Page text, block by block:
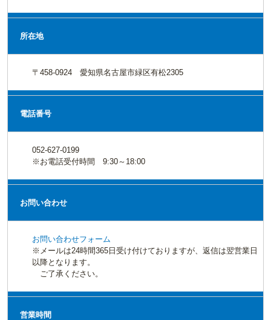
所在地
〒458-0924 愛知県名古屋市緑区有松2305
電話番号
052-627-0199
※お電話受付時間 9:30～18:00
お問い合わせ
お問い合わせフォーム
※メールは24時間365日受け付けておりますが、返信は翌営業日
以降となります。
ご了承ください。
営業時間